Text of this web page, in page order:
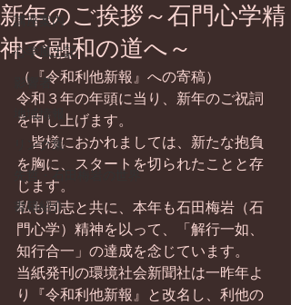
講座案内
心学風土記
影響者
地域情報
リンク集
先哲・石田梅岩の世界
書籍紹介
新年のご挨拶～石門心学精
神で融和の道へ～
（『令和利他新報』への寄稿）
令和３年の年頭に当り、新年のご祝詞
を申し上げます。
皆様におかれましては、新たな抱負
を胸に、スタートを切られたことと存
じます。
私も同志と共に、本年も石田梅岩（石
門心学）精神を以って、「解行一如、
知行合一」の達成を念じています。
当紙発刊の環境社会新聞社は一昨年よ
り『令和利他新報』と改名し、利他の